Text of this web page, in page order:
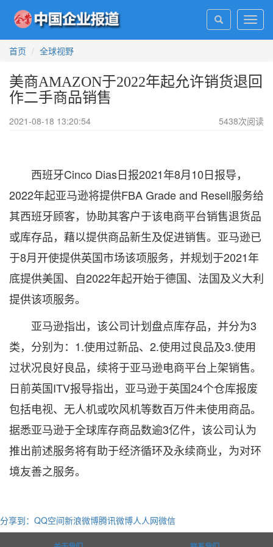
首页
全球视野
美商AMAZON于2022年起允许销货退回
作二手商品销售
2021-08-18 13:20:54 5438次阅读
西班牙Cinco Dias日报2021年8月10日报导，
2022年起亚马逊将提供FBA Grade and Resell服务给
其西班牙顾客，协助其客户于该电商平台销售退货品
或库存品，藉以提供商品新生及促进销售。亚马逊已
于8月开使提供英国市场该项服务，并规划于2021年
底提供美国、自2022年起开始于德国、法国及义大利
提供该项服务。
亚马逊指出，该公司计划盘点库存品，并分为3
类，分别为：1.使用过新品、2.使用过良品及3.使用
过状况良好良品，续将于亚马逊电商平台上架销售。
日前英国ITV报导指出，亚马逊于英国24个仓库报废
包括电视、无人机或吹风机等数百万件未使用商品。
据悉亚马逊于全球库存商品数逾3亿件，该公司认为
推出前述服务将有助于经济循环及永续商业，为对环
境友善之服务。
分享到： QQ空间新浪微博腾讯微博人人网微信